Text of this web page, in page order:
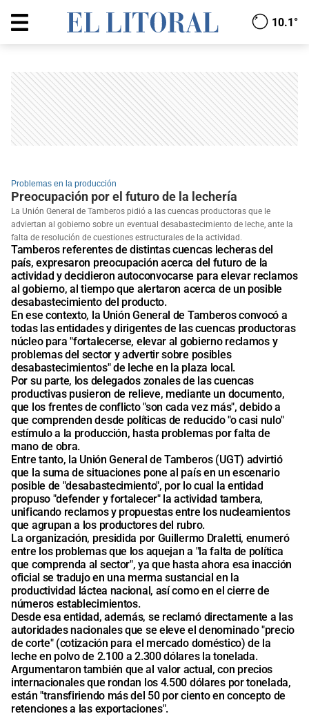
10.1°
Problemas en la producción
Preocupación por el futuro de la lechería
La Unión General de Tamberos pidió a las cuencas productoras que le
adviertan al gobierno sobre un eventual desabastecimiento de leche, ante la
falta de resolución de cuestiones estructurales de la actividad.
Tamberos referentes de distintas cuencas lecheras del
país, expresaron preocupación acerca del futuro de la
actividad y decidieron autoconvocarse para elevar reclamos
al gobierno, al tiempo que alertaron acerca de un posible
desabastecimiento del producto.
En ese contexto, la Unión General de Tamberos convocó a
todas las entidades y dirigentes de las cuencas productoras
núcleo para "fortalecerse, elevar al gobierno reclamos y
problemas del sector y advertir sobre posibles
desabastecimientos" de leche en la plaza local.
Por su parte, los delegados zonales de las cuencas
productivas pusieron de relieve, mediante un documento,
que los frentes de conflicto "son cada vez más", debido a
que comprenden desde políticas de reducido "o casi nulo"
estímulo a la producción, hasta problemas por falta de
mano de obra.
Entre tanto, la Unión General de Tamberos (UGT) advirtió
que la suma de situaciones pone al país en un escenario
posible de "desabastecimiento", por lo cual la entidad
propuso "defender y fortalecer" la actividad tambera,
unificando reclamos y propuestas entre los nucleamientos
que agrupan a los productores del rubro.
La organización, presidida por Guillermo Draletti, enumeró
entre los problemas que los aquejan a "la falta de política
que comprenda al sector", ya que hasta ahora esa inacción
oficial se tradujo en una merma sustancial en la
productividad láctea nacional, así como en el cierre de
números establecimientos.
Desde esa entidad, además, se reclamó directamente a las
autoridades nacionales que se eleve el denominado "precio
de corte" (cotización para el mercado doméstico) de la
leche en polvo de 2.100 a 2.300 dólares la tonelada.
Argumentaron también que al valor actual, con precios
internacionales que rondan los 4.500 dólares por tonelada,
están "transfiriendo más del 50 por ciento en concepto de
retenciones a las exportaciones".